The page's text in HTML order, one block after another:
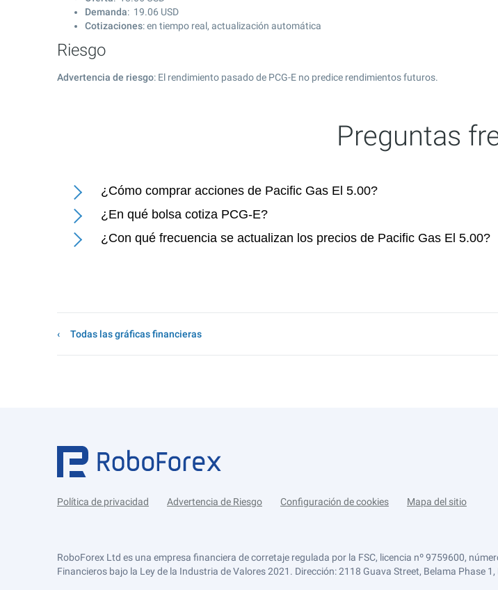
Demanda: 19.06 USD
Cotizaciones: en tiempo real, actualización automática
Riesgo
Advertencia de riesgo: El rendimiento pasado de PCG-E no predice rendimientos futuros.
Preguntas
¿Cómo comprar acciones de Pacific Gas El 5.00?
¿En qué bolsa cotiza PCG-E?
¿Con qué frecuencia se actualizan los precios de Pacific Gas El 5.00?
Todas las gráficas financieras
Política de privacidad Advertencia de Riesgo Configuración de cookies Mapa del sitio
RoboForex Ltd es una empresa financiera de corretaje regulada por la FSC, licencia nº 9759600,
Financieros bajo la Ley de la Industria de Valores 2021. Dirección: 2118 Guava Street, Belama Phase 1,